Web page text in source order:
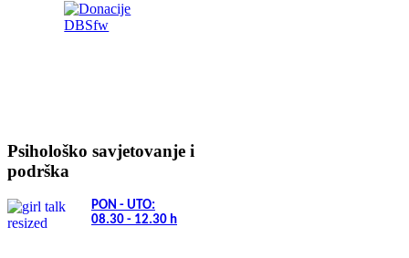
Psihološko savjetovanje i
podrška
PON - UTO:
08.30 - 12.30 h